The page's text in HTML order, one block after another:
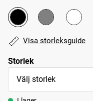
Visa storleksguide
Storlek
Välj storlek